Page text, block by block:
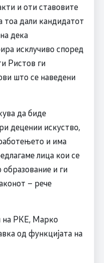
и оти ставовите
дали кандидатот
дека
исклучиво според
Ристов ги
што се наведени
да биде
децении искуство,
и има
лица кои се
и ги
– рече
на РКЕ, Марко
од функцијата на